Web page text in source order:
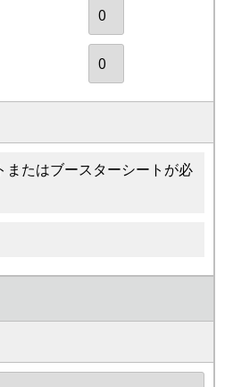
またはブースターシートが必